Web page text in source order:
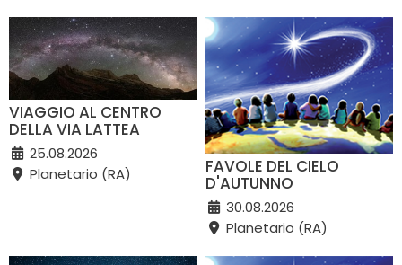
VIAGGIO AL CENTRO
DELLA VIA LATTEA
25.08.2026
Planetario (RA)
FAVOLE DEL CIELO
D'AUTUNNO
30.08.2026
Planetario (RA)